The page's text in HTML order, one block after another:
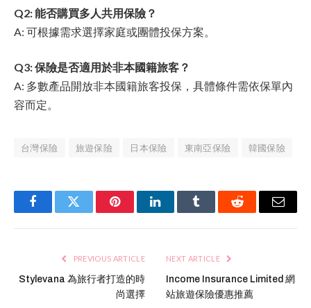
Q2: 能否購買多人共用保險？
A: 可根據需求選擇家庭或團體投保方案。
Q3: 保險是否適用於非本國籍旅客？
A: 多數產品開放非本國籍旅客投保，具體條件需依保單內
容而定。
台灣保險 旅遊保險 日本保險 東南亞保險 韓國保險
FacebookTwitter PinterestLinkedInTumblr Reddit Email
PREVIOUS ARTICLE
Stylevana 為旅行者打造的時
尚選擇
NEXT ARTICLE
Income Insurance Limited 網
站旅遊保險優惠推薦